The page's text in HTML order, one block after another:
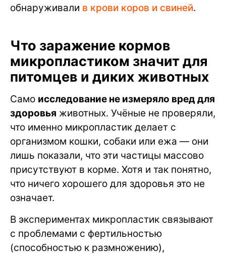
обнаруживали в крови коров и свиней.
Что заражение кормов
микропластиком значит для
питомцев и диких животных
Само исследование не измеряло вред для
здоровья животных. Учёные не проверяли,
что именно микропластик делает с
организмом кошки, собаки или ежа — они
лишь показали, что эти частицы массово
присутствуют в корме. Хотя и так понятно,
что ничего хорошего для здоровья это не
означает.
В экспериментах микропластик связывают
с проблемами с фертильностью
(способностью к размножению),